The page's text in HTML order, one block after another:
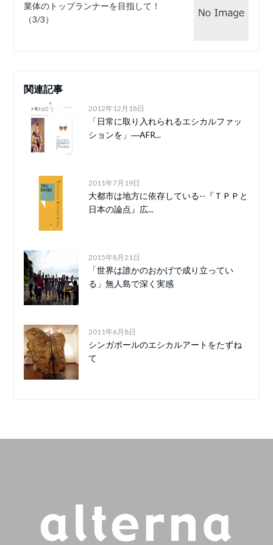
業体のトップランナーを目指して！
（3/3）
関連記事
2012年12月18日
「日常に取り入れられるエシカルファッ
ションを」―AFR...
2011年7月19日
大都市は地方に依存している--『ＴＰＰと
日本の論点』広...
2015年8月21日
「世界は誰かのおかげで成り立ってい
る」無人島で深く実感
2011年6月8日
シンガポールのエシカルアートをたずね
て